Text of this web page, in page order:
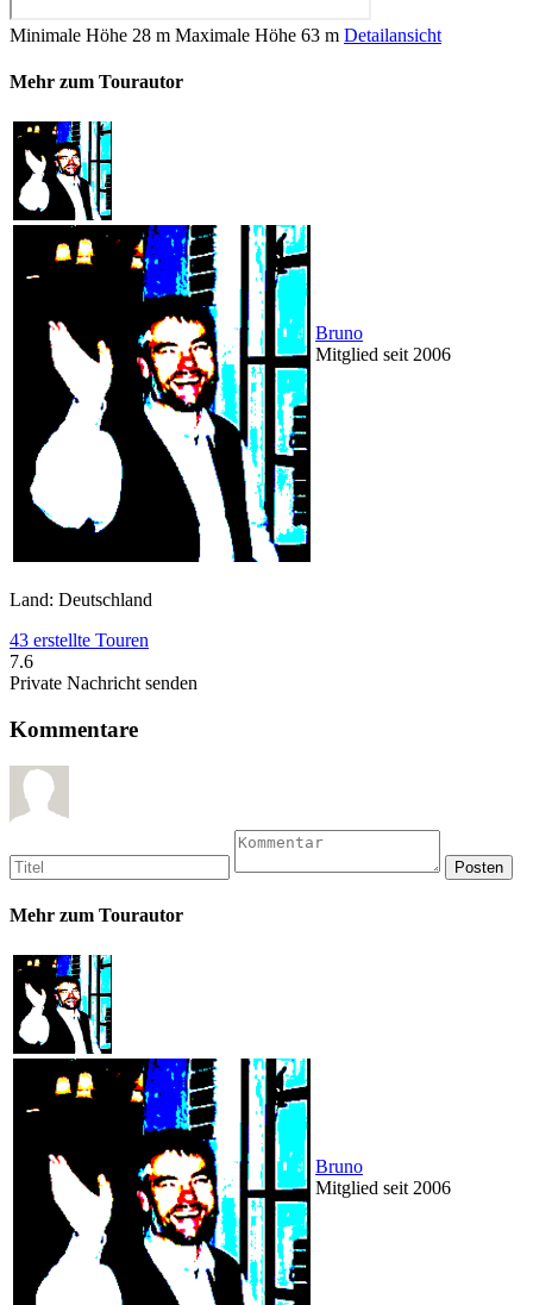
Minimale Höhe 28 m Maximale Höhe 63 m Detailansicht
Mehr zum Tourautor
Bruno
Mitglied seit 2006
Land: Deutschland
43 erstellte Touren
7.6
Private Nachricht senden
Kommentare
Mehr zum Tourautor
Bruno
Mitglied seit 2006